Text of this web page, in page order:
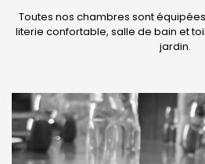
Toutes nos chambres sont
literie confortable, salle de bain et
jardin.